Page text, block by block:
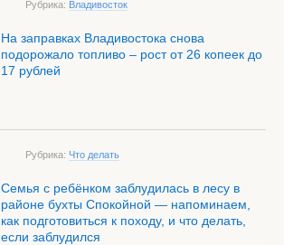
Рубрика: Владивосток
На заправках Владивостока снова
подорожало топливо – рост от 26 копеек до
17 рублей
Рубрика: Что делать
Семья с ребёнком заблудилась в лесу в
районе бухты Спокойной — напоминаем,
как подготовиться к походу, и что делать,
если заблудился